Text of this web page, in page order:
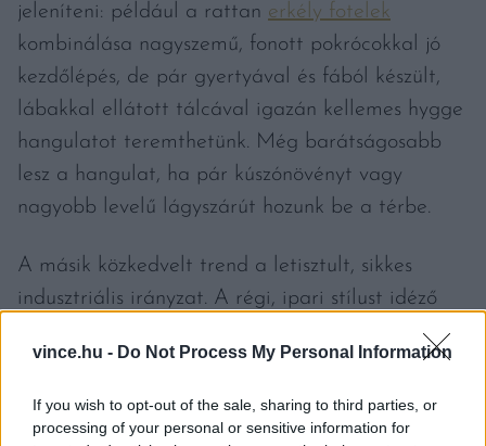
vince.hu - Do Not Process My Personal Information
If you wish to opt-out of the sale, sharing to third parties, or
processing of your personal or sensitive information for
jeleníteni: például a rattan erkély fotelek
kombinálása nagyszemű, fonott pokrócokkal jó
kezdőlépés, de pár gyertyával és fából készült,
lábakkal ellátott tálcával igazán kellemes hygge
hangulatot teremthetünk. Még barátságosabb
lesz a hangulat, ha pár kúszónövényt vagy
nagyobb levelű lágyszárút hozunk be a térbe.
A másik közkedvelt trend a letisztult, sikkes
indusztriális irányzat. A régi, ipari stílust idéző
lámpák, a fa, üveg és nehézfém izgalmas elegye
teszi igazán egyedivé a lakás dekorációját. Még
ütősebb a megjelenés, ha mondjuk a félig zárt
teraszon a falat nem vakoljuk le, hanem hagyjuk